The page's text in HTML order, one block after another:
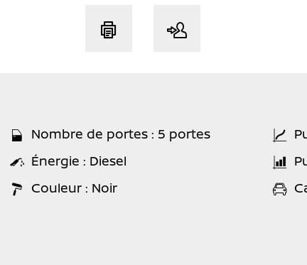
Nombre de portes : 5 portes
Énergie : Diesel
Couleur : Noir